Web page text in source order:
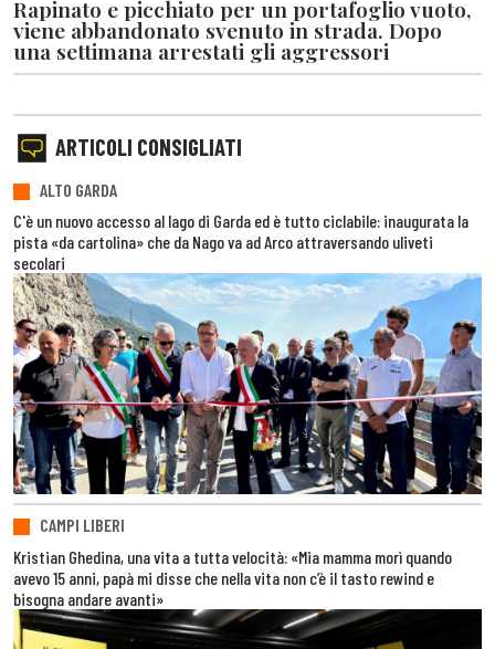
Rapinato e picchiato per un portafoglio vuoto,
viene abbandonato svenuto in strada. Dopo
una settimana arrestati gli aggressori
ARTICOLI CONSIGLIATI
ALTO GARDA
C'è un nuovo accesso al lago di Garda ed è tutto ciclabile: inaugurata la
pista «da cartolina» che da Nago va ad Arco attraversando uliveti
secolari
CAMPI LIBERI
Kristian Ghedina, una vita a tutta velocità: «Mia mamma morì quando
avevo 15 anni, papà mi disse che nella vita non c’è il tasto rewind e
bisogna andare avanti»